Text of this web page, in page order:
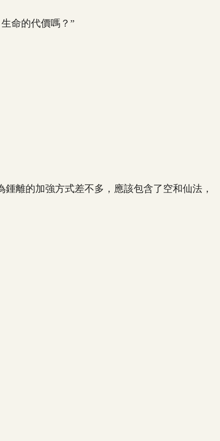
命的代價嗎？”
離的加強方式差不多，應該包含了空和仙法，